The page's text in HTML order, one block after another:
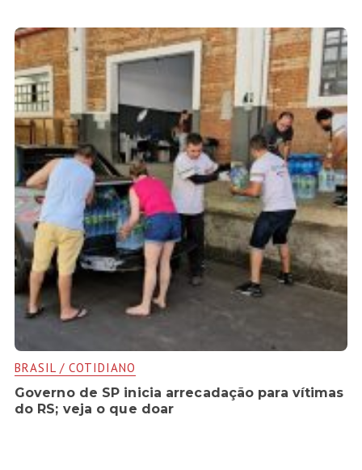
BRASIL / COTIDIANO
Governo de SP inicia arrecadação para vítimas
do RS; veja o que doar